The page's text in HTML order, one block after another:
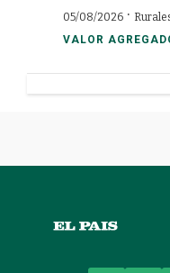
05/08/2026 ·
VALOR